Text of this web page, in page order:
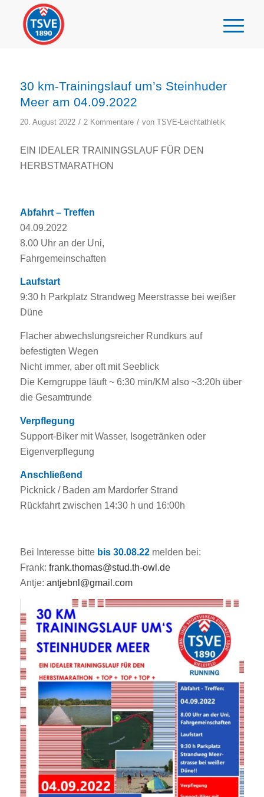
30 km-Trainingslauf um’s Steinhuder
Meer am 04.09.2022
20. August 2022 / 2 Kommentare / von TSVE-Leichtathletik
EIN IDEALER TRAININGSLAUF FÜR DEN
HERBSTMARATHON
Abfahrt – Treffen
04.09.2022
8.00 Uhr an der Uni,
Fahrgemeinschaften
Laufstart
9:30 h Parkplatz Strandweg Meerstrasse bei weißer
Düne
Flacher abwechslungsreicher Rundkurs auf
befestigten Wegen
Nicht immer, aber oft mit Seeblick
Die Kerngruppe läuft ~ 6:30 min/KM also ~3:20h über
die Gesamtrunde
Verpflegung
Support-Biker mit Wasser, Isogetränken oder
Eigenverpflegung
Anschließend
Picknick / Baden am Mardorfer Strand
Rückfahrt zwischen 14:30 h und 16:00h
Bei Interesse bitte bis 30.08.22melden bei:
Frank: frank.thomas@stud.th-owl.de
Antje: antjebnl@gmail.com